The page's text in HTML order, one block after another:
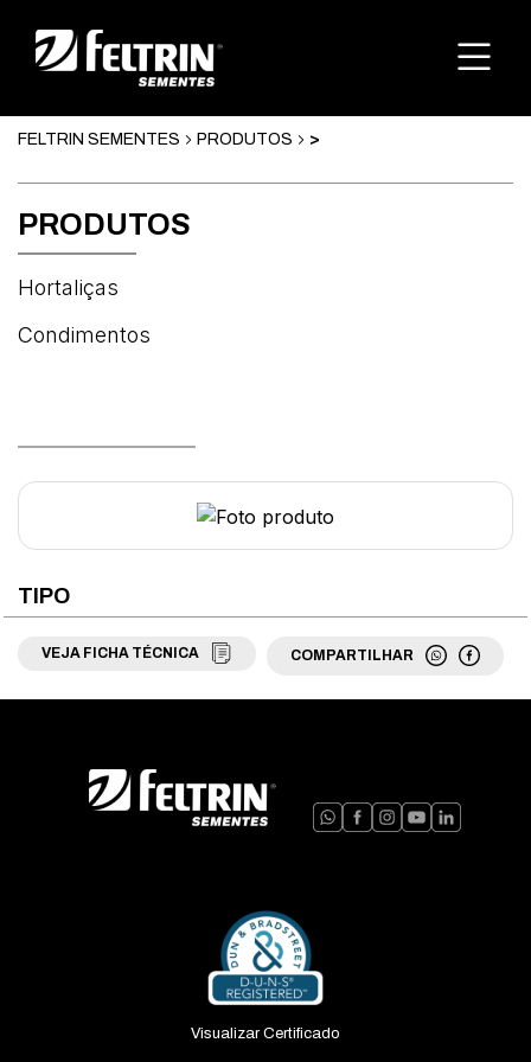
FELTRIN SEMENTES PRODUTOS >
PRODUTOS
Hortaliças
Condimentos
TIPO
VEJA FICHA TÉCNICA COMPARTILHAR
Visualizar Certificado